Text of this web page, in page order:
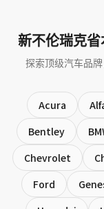
新不伦瑞克
探索顶级汽车品
Acura
Bentley
Chevrolet
Ford